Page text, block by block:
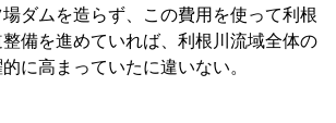
ダムを造らず、この費用を使って利根
備を進めていれば、利根川流域全体の
に高まっていたに違いない。